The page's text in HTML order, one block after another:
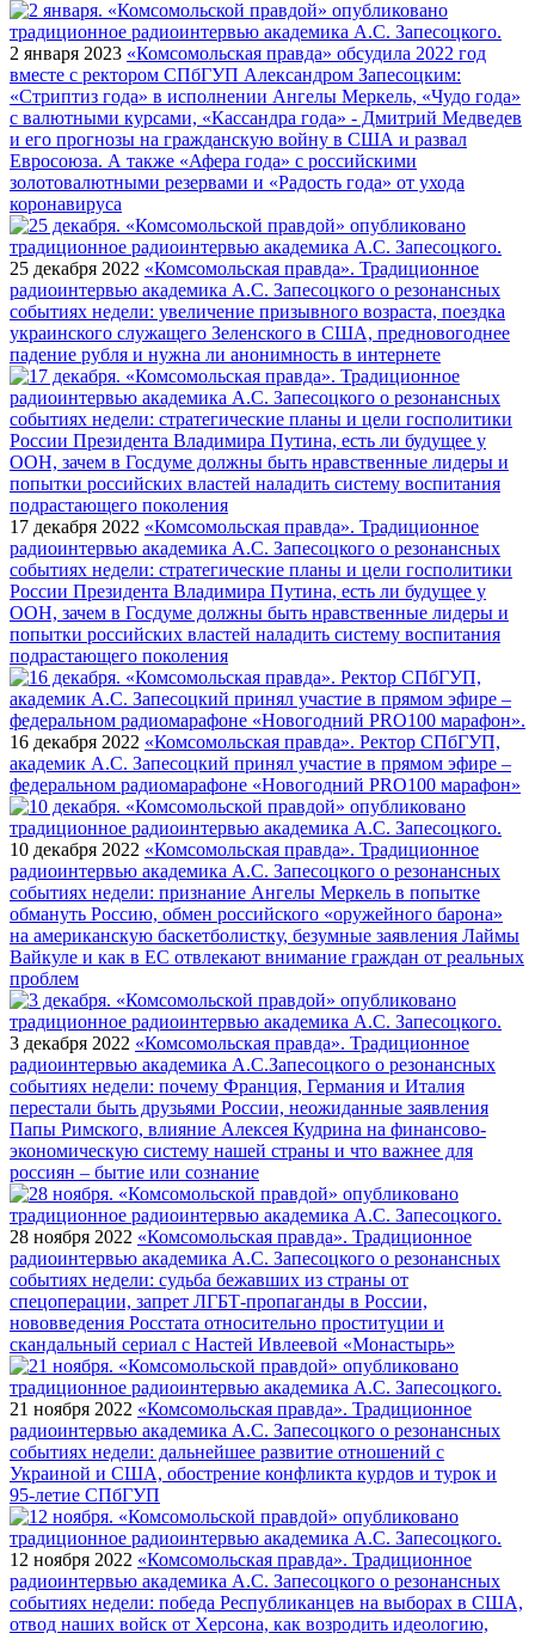
2 января 2023 «Комсомольская правда» обсудила 2022 год
вместе с ректором СПбГУП Александром Запесоцким:
«Стриптиз года» в исполнении Ангелы Меркель, «Чудо года»
с валютными курсами, «Кассандра года» - Дмитрий Медведев
и его прогнозы на гражданскую войну в США и развал
Евросоюза. А также «Афера года» с российскими
золотовалютными резервами и «Радость года» от ухода
коронавируса
25 декабря 2022 «Комсомольская правда». Традиционное
радиоинтервью академика А.С. Запесоцкого о резонансных
событиях недели: увеличение призывного возраста, поездка
украинского служащего Зеленского в США, предновогоднее
падение рубля и нужна ли анонимность в интернете
17 декабря 2022 «Комсомольская правда». Традиционное
радиоинтервью академика А.С. Запесоцкого о резонансных
событиях недели: стратегические планы и цели госполитики
России Президента Владимира Путина, есть ли будущее у
ООН, зачем в Госдуме должны быть нравственные лидеры и
попытки российских властей наладить систему воспитания
подрастающего поколения
16 декабря 2022 «Комсомольская правда». Ректор СПбГУП,
академик А.С. Запесоцкий принял участие в прямом эфире –
федеральном радиомарафоне «Новогодний PRO100 марафон»
10 декабря 2022 «Комсомольская правда». Традиционное
радиоинтервью академика А.С. Запесоцкого о резонансных
событиях недели: признание Ангелы Меркель в попытке
обмануть Россию, обмен российского «оружейного барона»
на американскую баскетболистку, безумные заявления Лаймы
Вайкуле и как в ЕС отвлекают внимание граждан от реальных
проблем
3 декабря 2022 «Комсомольская правда». Традиционное
радиоинтервью академика А.С.Запесоцкого о резонансных
событиях недели: почему Франция, Германия и Италия
перестали быть друзьями России, неожиданные заявления
Папы Римского, влияние Алексея Кудрина на финансово-
экономическую систему нашей страны и что важнее для
россиян – бытие или сознание
28 ноября 2022 «Комсомольская правда». Традиционное
радиоинтервью академика А.С. Запесоцкого о резонансных
событиях недели: судьба бежавших из страны от
спецоперации, запрет ЛГБТ-пропаганды в России,
нововведения Росстата относительно проституции и
скандальный сериал с Настей Ивлеевой «Монастырь»
21 ноября 2022 «Комсомольская правда». Традиционное
радиоинтервью академика А.С. Запесоцкого о резонансных
событиях недели: дальнейшее развитие отношений с
Украиной и США, обострение конфликта курдов и турок и
95-летие СПбГУП
12 ноября 2022 «Комсомольская правда». Традиционное
радиоинтервью академика А.С. Запесоцкого о резонансных
событиях недели: победа Республиканцев на выборах в США,
отвод наших войск от Херсона, как возродить идеологию,